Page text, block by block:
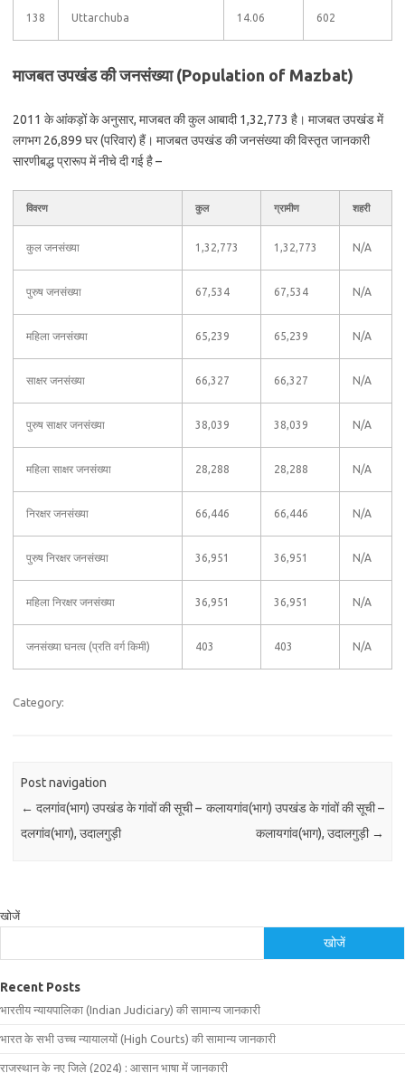
138 Uttarchuba 14.06 602
माजबत उपखंड की जनसंख्या (Population of Mazbat)
2011 के आंकड़ों के अनुसार, माजबत की कुल आबादी 1,32,773 है। माजबत उपखंड में
लगभग 26,899 घर (परिवार) हैं। माजबत उपखंड की जनसंख्या की विस्तृत जानकारी
सारणीबद्ध प्रारूप में नीचे दी गई है –
विवरण कुल ग्रामीण शहरी
कुल जनसंख्या 1,32,773 1,32,773 N/A
पुरुष जनसंख्या 67,534 67,534 N/A
महिला जनसंख्या 65,239 65,239 N/A
साक्षर जनसंख्या 66,327 66,327 N/A
पुरुष साक्षर जनसंख्या 38,039 38,039 N/A
महिला साक्षर जनसंख्या 28,288 28,288 N/A
निरक्षर जनसंख्या 66,446 66,446 N/A
पुरुष निरक्षर जनसंख्या 36,951 36,951 N/A
महिला निरक्षर जनसंख्या 36,951 36,951 N/A
जनसंख्या घनत्व (प्रति वर्ग किमी) 403 403 N/A
Category:
Post navigation
← दलगांव(भाग) उपखंड के गांवों की सूची –
दलगांव(भाग), उदालगुड़ी
कलायगांव(भाग) उपखंड के गांवों की सूची –
कलायगांव(भाग), उदालगुड़ी →
खोजें
खोजें
Recent Posts
भारतीय न्यायपालिका (Indian Judiciary) की सामान्य जानकारी
भारत के सभी उच्च न्यायालयों (High Courts) की सामान्य जानकारी
राजस्थान के नए जिले (2024) : आसान भाषा में जानकारी